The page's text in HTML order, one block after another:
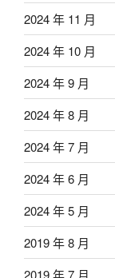
2024 年 11 月
2024 年 10 月
2024 年 9 月
2024 年 8 月
2024 年 7 月
2024 年 6 月
2024 年 5 月
2019 年 8 月
2019 年 7 月